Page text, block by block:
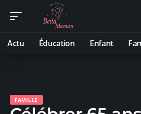
Actu Éducation Enfant
FAMILLE